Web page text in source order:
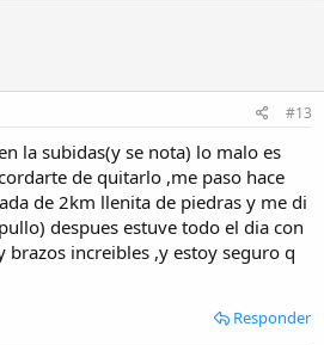
#13
la subidas(y se nota) lo malo es
de quitarlo ,me paso hace
de 2km llenita de piedras y me di
despues estuve todo el dia con
brazos increibles ,y estoy seguro q
Responder